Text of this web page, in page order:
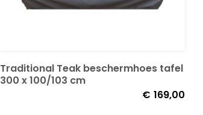
Traditional Teak beschermhoes tafel
300 x 100/103 cm
€ 169,00